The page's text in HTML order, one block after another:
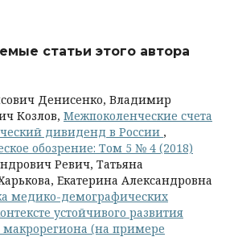
статьи этого автора
Денисенко, Владимир
Козлов, Межпоколенческие счета
дивиденд в России ,
обозрение: Том 5 № 4 (2018)
Ревич, Татьяна
Екатерина Александровна
медико-демографических
устойчивого развития
макрорегиона (на примере